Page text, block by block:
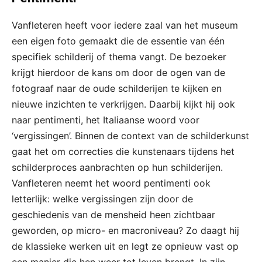
Vanfleteren heeft voor iedere zaal van het museum
een eigen foto gemaakt die de essentie van één
specifiek schilderij of thema vangt. De bezoeker
krijgt hierdoor de kans om door de ogen van de
fotograaf naar de oude schilderijen te kijken en
nieuwe inzichten te verkrijgen. Daarbij kijkt hij ook
naar pentimenti, het Italiaanse woord voor
‘vergissingen’. Binnen de context van de schilderkunst
gaat het om correcties die kunstenaars tijdens het
schilderproces aanbrachten op hun schilderijen.
Vanfleteren neemt het woord pentimenti ook
letterlijk: welke vergissingen zijn door de
geschiedenis van de mensheid heen zichtbaar
geworden, op micro- en macroniveau? Zo daagt hij
de klassieke werken uit en legt ze opnieuw vast op